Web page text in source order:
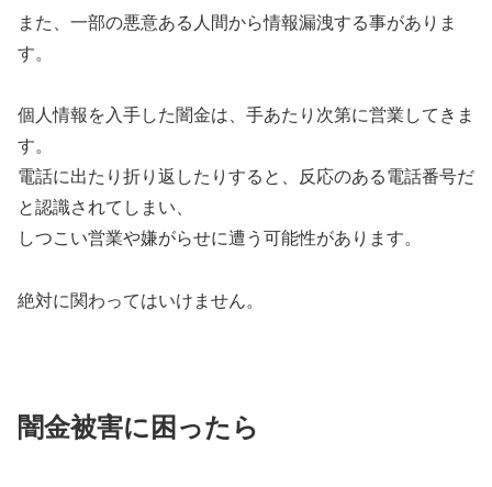
また、一部の悪意ある人間から情報漏洩する事がありま
す。
個人情報を入手した闇金は、手あたり次第に営業してきま
す。
電話に出たり折り返したりすると、反応のある電話番号だ
と認識されてしまい、
しつこい営業や嫌がらせに遭う可能性があります。
絶対に関わってはいけません。
闇金被害に困ったら